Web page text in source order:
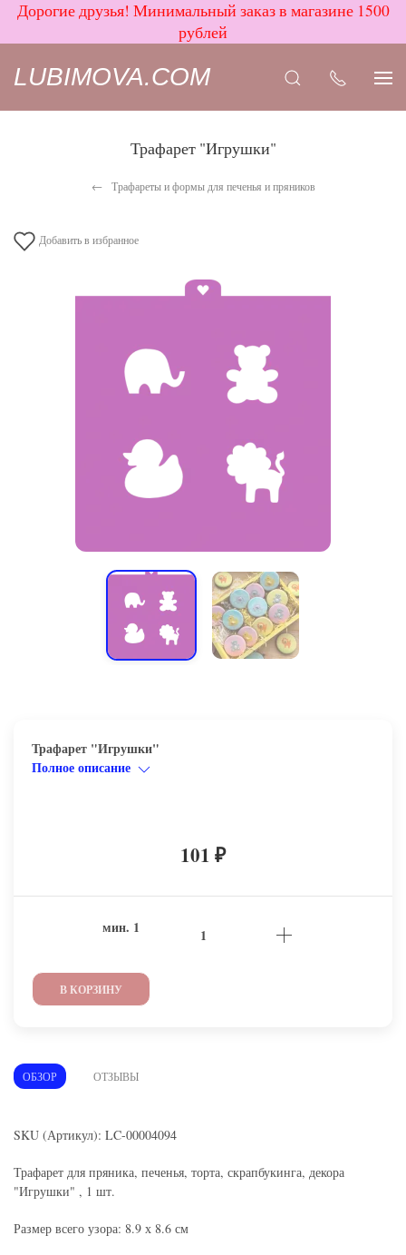
Дорогие друзья! Минимальный заказ в магазине 1500
рублей
LUBIMOVA.COM
Трафарет "Игрушки"
Трафареты и формы для печенья и пряников
Добавить в избранное
Трафарет "Игрушки"
Полное описание
101 ₽
мин. 1
В КОРЗИНУ
ОБЗОР ОТЗЫВЫ
SKU (Артикул): LC-00004094
Трафарет для пряника, печенья, торта, скрапбукинга, декора
"Игрушки" , 1 шт.
Размер всего узора: 8.9 х 8.6 см